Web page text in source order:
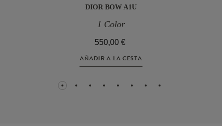
DIOR BOW A1U
1 Color
550,00 €
AÑADIR A LA CESTA
1 2 3 4 5 6 7 8